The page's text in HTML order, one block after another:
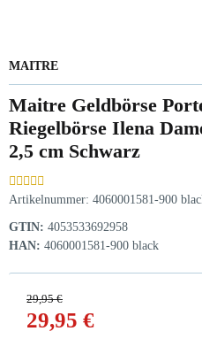
MAITRE
Maitre Geldbörse
Riegelbörse Ilena
2,5 cm Schwarz
Artikelnummer: 4060001581-900
GTIN: 4053533692958
HAN: 4060001581-900 black
29,95 €
29,95 €